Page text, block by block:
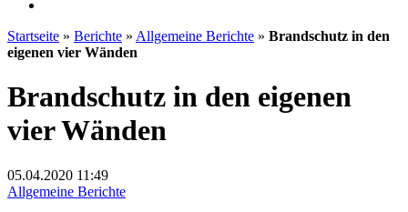
Startseite » Berichte » Allgemeine Berichte » Brandschutz in den
eigenen vier Wänden
Brandschutz in den eigenen
vier Wänden
05.04.2020 11:49
Allgemeine Berichte